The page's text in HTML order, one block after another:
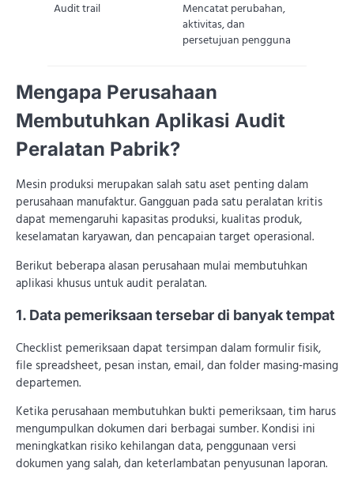
Audit trail
Mencatat perubahan,
aktivitas, dan
persetujuan pengguna
Mengapa Perusahaan
Membutuhkan Aplikasi Audit
Peralatan Pabrik?
Mesin produksi merupakan salah satu aset penting dalam
perusahaan manufaktur. Gangguan pada satu peralatan kritis
dapat memengaruhi kapasitas produksi, kualitas produk,
keselamatan karyawan, dan pencapaian target operasional.
Berikut beberapa alasan perusahaan mulai membutuhkan
aplikasi khusus untuk audit peralatan.
1. Data pemeriksaan tersebar di banyak tempat
Checklist pemeriksaan dapat tersimpan dalam formulir fisik,
file spreadsheet, pesan instan, email, dan folder masing-masing
departemen.
Ketika perusahaan membutuhkan bukti pemeriksaan, tim harus
mengumpulkan dokumen dari berbagai sumber. Kondisi ini
meningkatkan risiko kehilangan data, penggunaan versi
dokumen yang salah, dan keterlambatan penyusunan laporan.